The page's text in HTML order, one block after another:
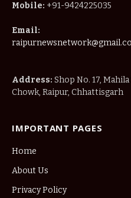
Mobile: +91-9424225035
Email:
Address: Shop No. 17,
Chowk, Raipur, Chhattisgarh
IMPORTANT PAGES
Home
About Us
Privacy Policy